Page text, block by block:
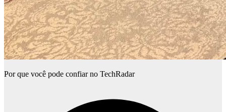
Por que você pode confiar no TechRadar